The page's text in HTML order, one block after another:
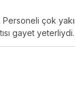
çok
gayet yeterliydi.